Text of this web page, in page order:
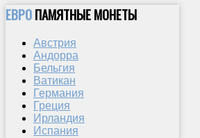
ЕВРОПАМЯТНЫЕ МОНЕТЫ
Австрия
Андорра
Бельгия
Ватикан
Германия
Греция
Ирландия
Испания